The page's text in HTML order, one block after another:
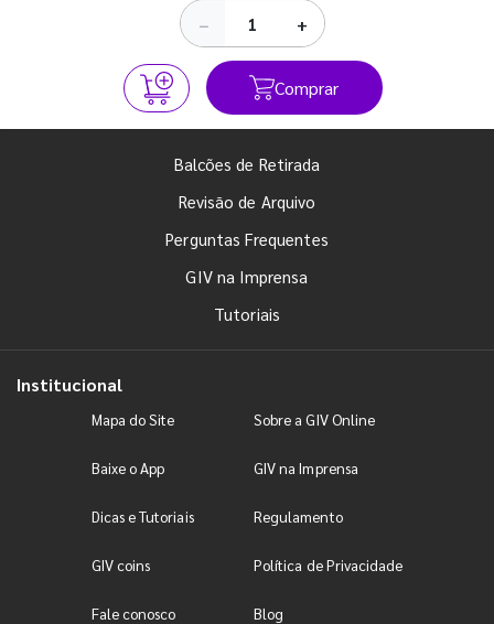
− +
Comprar
Balcões de Retirada
Revisão de Arquivo
Perguntas Frequentes
GIV na Imprensa
Tutoriais
Institucional
Mapa do Site Sobre a GIV Online
Baixe o App GIV na Imprensa
Dicas e Tutoriais Regulamento
GIV coins Política de Privacidade
Fale conosco Blog